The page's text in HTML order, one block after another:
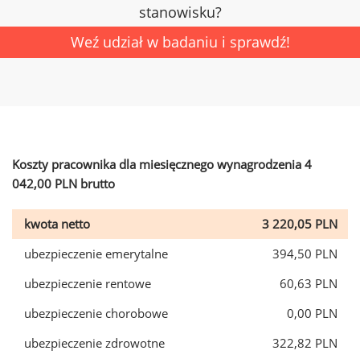
stanowisku?
Weź udział w badaniu i sprawdź!
Koszty pracownika dla miesięcznego wynagrodzenia 4
042,00 PLN brutto
kwota netto
3 220,05 PLN
ubezpieczenie emerytalne
394,50 PLN
ubezpieczenie rentowe
60,63 PLN
ubezpieczenie chorobowe
0,00 PLN
ubezpieczenie zdrowotne
322,82 PLN